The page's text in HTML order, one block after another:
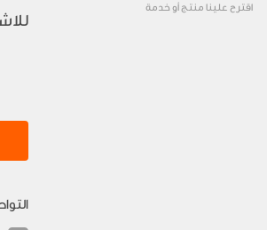
اقترح علينا منتج أو خدمة